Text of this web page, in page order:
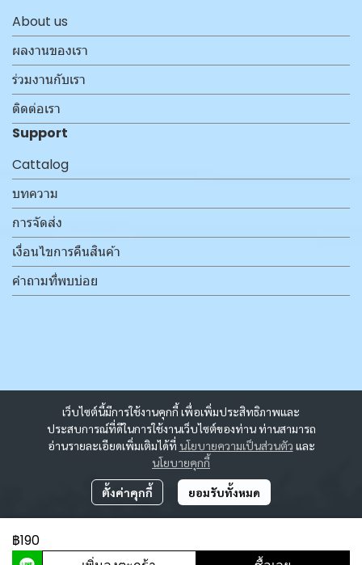
฿190
เว็บไซต์นี้มีการใช้งานคุกกี้ เพื่อเพิ่มประสิทธิภาพและ
ประสบการณ์ที่ดีในการใช้งานเว็บไซต์ของท่าน ท่านสามารถ
อ่านรายละเอียดเพิ่มเติมได้ที่ นโยบายความเป็นส่วนตัว และ
นโยบายคุกกี้
ตั้งค่าคุกกี้ ยอมรับทั้งหมด
About us
ผลงานของเรา
ร่วมงานกับเรา
ติดต่อเรา
Support
Cattalog
บทความ
การจัดส่ง
เงื่อนไขการคืนสินค้า
คำถามที่พบบ่อย
ผู้เข้าชมวันนี้1,207